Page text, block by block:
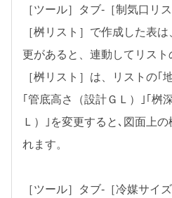
［ツール］タブ-［制気口リ
［桝リスト］で作成した表
更があると、連動してリスト
［桝リスト］は、リストの｢
｢管底高さ（設計ＧＬ）｣｢桝
Ｌ）｣を変更すると､図面上
れます。
［ツール］タブ-［冷媒サイ